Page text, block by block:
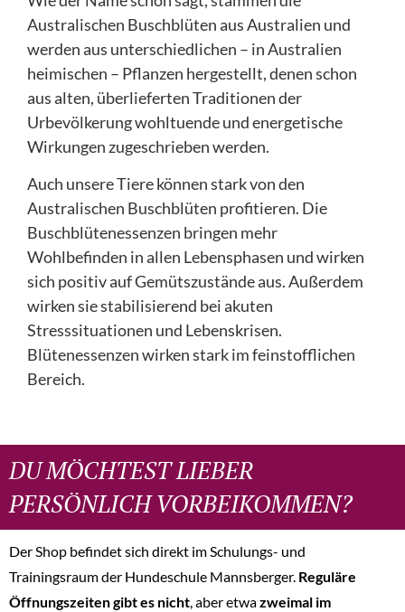
Australischen Buschblüten aus Australien und
werden aus unterschiedlichen – in Australien
heimischen – Pflanzen hergestellt, denen schon
aus alten, überlieferten Traditionen der
Urbevölkerung wohltuende und energetische
Wirkungen zugeschrieben werden.
Auch unsere Tiere können stark von den
Australischen Buschblüten profitieren. Die
Buschblütenessenzen bringen mehr
Wohlbefinden in allen Lebensphasen und wirken
sich positiv auf Gemütszustände aus. Außerdem
wirken sie stabilisierend bei akuten
Stresssituationen und Lebenskrisen.
Blütenessenzen wirken stark im feinstofflichen
Bereich.
DU MÖCHTEST LIEBER
PERSÖNLICH VORBEIKOMMEN?
Der Shop befindet sich direkt im Schulungs- und
Trainingsraum der Hundeschule Mannsberger. Reguläre
Öffnungszeiten gibt es nicht, aber etwazweimal im